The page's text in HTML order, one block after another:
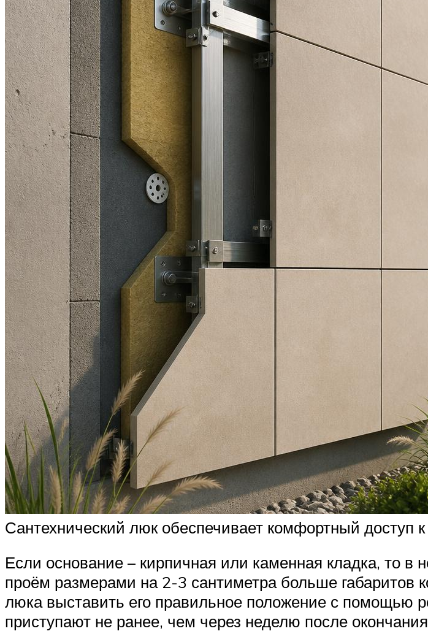
Сантехнический люк обеспечивает комфортный доступ
Если основание – кирпичная или каменная кладка, то
проём размерами на 2-3 сантиметра больше габаритов
люка выставить его правильное положение с помощью
приступают не ранее, чем через неделю после